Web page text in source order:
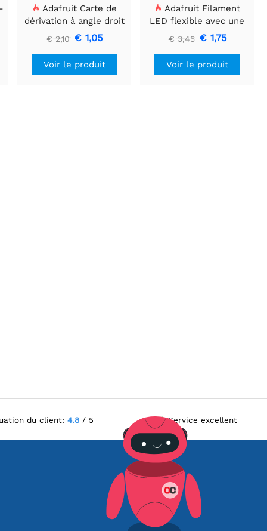
Adafruit Carte de
dérivation à angle droit
CMS à 2 broches JST-
€ 2,10 € 1,05
Voir le produit
Adafruit Filament
LED flexible avec une
seule connexion - 3V 25
mm de long - Vert
€ 3,45 € 1,75
Voir le produit
du client:4.8 / 5 Service excellent